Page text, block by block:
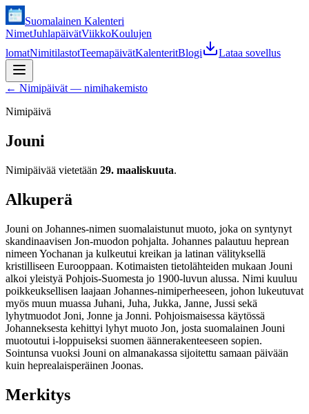
Suomalainen Kalenteri
NimetJuhlapäivätViikkoKoulujen
lomatNimitilastotTeemapäivätKalenteritBlogi Lataa sovellus
← Nimipäivät — nimihakemisto
Nimipäivä
Jouni
Nimipäivää vietetään 29. maaliskuuta.
Alkuperä
Jouni on Johannes-nimen suomalaistunut muoto, joka on syntynyt
skandinaavisen Jon-muodon pohjalta. Johannes palautuu heprean
nimeen Yochanan ja kulkeutui kreikan ja latinan välityksellä
kristilliseen Eurooppaan. Kotimaisten tietolähteiden mukaan Jouni
alkoi yleistyä Pohjois-Suomesta jo 1900-luvun alussa. Nimi kuuluu
poikkeuksellisen laajaan Johannes-nimiperheeseen, johon lukeutuvat
myös muun muassa Juhani, Juha, Jukka, Janne, Jussi sekä
lyhytmuodot Joni, Jonne ja Jonni. Pohjoismaisessa käytössä
Johanneksesta kehittyi lyhyt muoto Jon, josta suomalainen Jouni
muotoutui i-loppuiseksi suomen äännerakenteeseen sopien.
Sointunsa vuoksi Jouni on almanakassa sijoitettu samaan päivään
kuin heprealaisperäinen Joonas.
Merkitys